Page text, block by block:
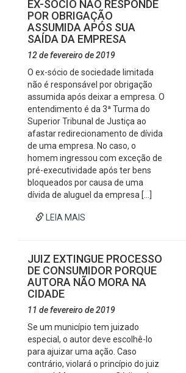
EX-SÓCIO NÃO RESPONDE
POR OBRIGAÇÃO
ASSUMIDA APÓS SUA
SAÍDA DA EMPRESA
12 de fevereiro de 2019
O ex-sócio de sociedade limitada
não é responsável por obrigação
assumida após deixar a empresa. O
entendimento é da 3ª Turma do
Superior Tribunal de Justiça ao
afastar redirecionamento de dívida
de uma empresa. No caso, o
homem ingressou com exceção de
pré-executividade após ter bens
bloqueados por causa de uma
dívida de aluguel da empresa […]
LEIA MAIS
JUIZ EXTINGUE PROCESSO
DE CONSUMIDOR PORQUE
AUTORA NÃO MORA NA
CIDADE
11 de fevereiro de 2019
Se um município tem juizado
especial, o autor deve escolhê-lo
para ajuizar uma ação. Caso
contrário, violará o princípio do juiz